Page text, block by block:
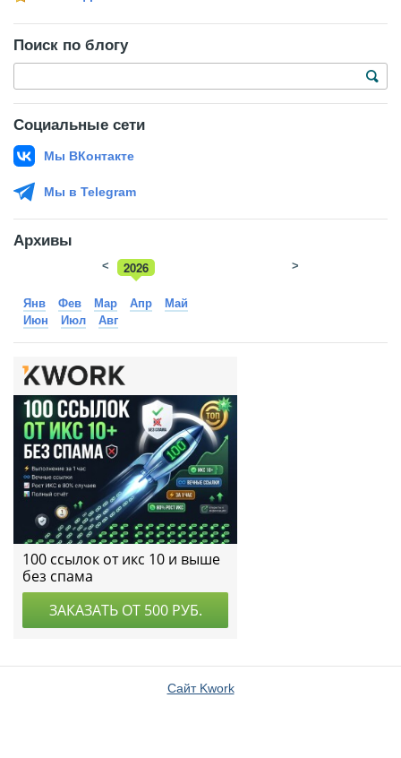
Поиск по блогу
Социальные сети
Мы ВКонтакте
Мы в Telegram
Архивы
2026
2025
< >
Янв Фев Мар Апр
Май
Июн
Июл Авг
Сайт Kwork